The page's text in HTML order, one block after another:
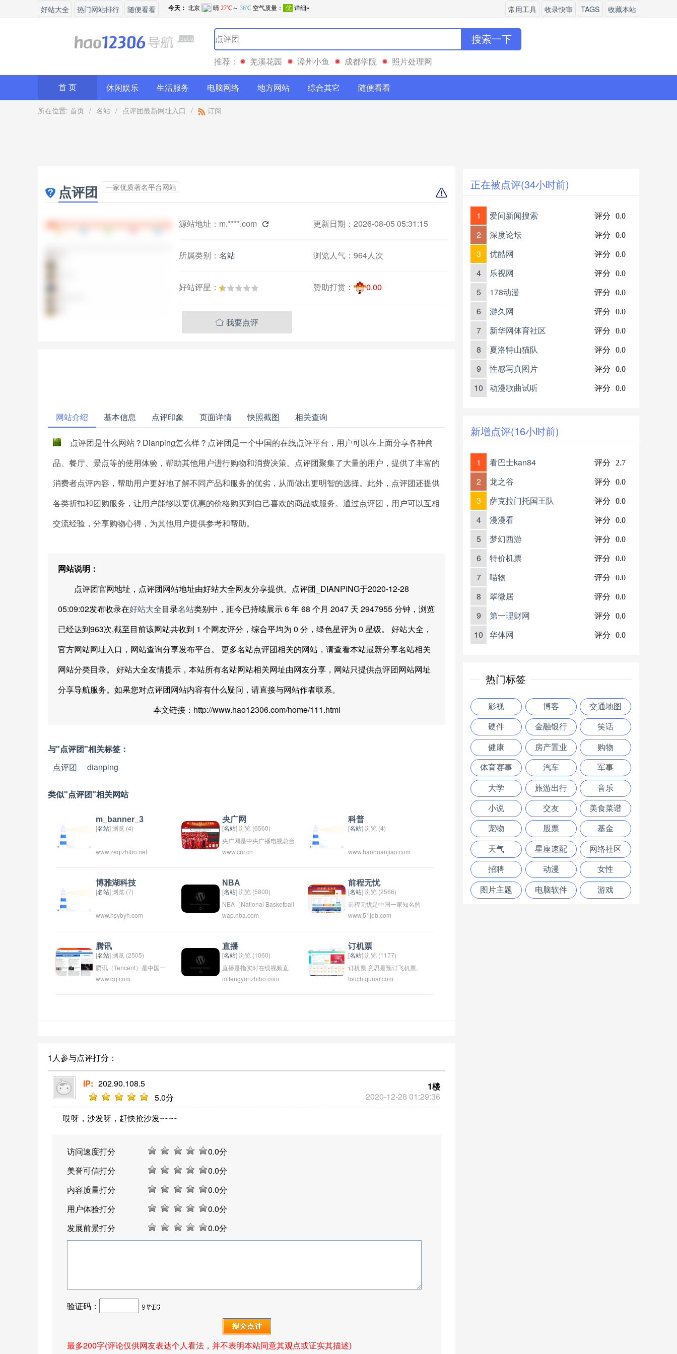
好站大全 热门网站排行 随便看看 常用工具 收录快审 TAGS 收藏本站
搜索一下
推荐： 羌溪花园 漳州小鱼 成都学院 照片处理网
首 页 休闲娱乐 生活服务 电脑网络 地方网站 综合其它 随便看看
所在位置: 首页 / 名站 / 点评团最新网址入口 / 订阅
点评团 一家优质著名平台网站
源站地址： m.****.com  更新日期：2026-08-05 05:31:15
所属类别： 名站 浏览人气： 964人次
好站评星： 赞助打赏： 0.00
 我要点评
网站介绍 基本信息 点评印象 页面详情 快照截图 相关查询
点评团是什么网站？Dianping怎么样？点评团是一个中国的在线点评平台，用户可以在上面分享各种商
品、餐厅、景点等的使用体验，帮助其他用户进行购物和消费决策。点评团聚集了大量的用户，提供了丰富的
消费者点评内容，帮助用户更好地了解不同产品和服务的优劣，从而做出更明智的选择。此外，点评团还提供
各类折扣和团购服务，让用户能够以更优惠的价格购买到自己喜欢的商品或服务。通过点评团，用户可以互相
交流经验，分享购物心得，为其他用户提供参考和帮助。
网站说明：
点评团官网地址，点评团网站地址由好站大全网友分享提供。点评团_DIANPING于2020-12-28
05:09:02发布收录在好站大全目录名站类别中，距今已持续展示 6 年 68 个月 2047 天 2947955 分钟，浏览
已经达到963次,截至目前该网站共收到 1 个网友评分，综合平均为 0 分，绿色星评为 0 星级。 好站大全，
官方网站网址入口，网站查询分享发布平台。 更多名站点评团相关的网站，请查看本站最新分享名站相关
网站分类目录。 好站大全友情提示，本站所有名站网站相关网址由网友分享，网站只提供点评团网站网址
分享导航服务。如果您对点评团网站内容有什么疑问，请直接与网站作者联系。
本文链接：http://www.hao12306.com/home/111.html
与"点评团"相关标签：
点评团
dianping
类似"点评团"相关网站
m_banner_3
[名站] 浏览 (4)
www.zeqizhibo.net
央广网
[名站] 浏览 (6560)
央广网是中央广播电视总台
主办的官方网站，是中国国
下拥有众多的新闻、资讯、
音视频内容。央广网作为中
央广播电视总台的官方新闻
平台，与电视、广播并肩，
闻资讯，覆盖国内外各领域
的重要新闻报道。
www.cnr.cn
科普
[名站] 浏览 (4)
www.haohuanjiao.com
博雅湖科技
[名站] 浏览 (7)
www.hsybyh.com
NBA
[名站] 浏览 (5800)
NBA（National Basketball
Association）是美国男子职
年6月6日在纽约成立，由北
美三十支队伍组成的男子职
业篮球联盟，汇集了世界上
最顶级的球员，是美国四大
wap.nba.com
前程无忧
[名站] 浏览 (2566)
前程无忧是中国一家知名的
招聘网站，为求职者和企业
它的目标是为求职者和企业
搭建一个连接的平台，让求
职者能够找到适合自己的工
作，让企业能够找到合适的
www.51job.com
腾讯
[名站] 浏览 (2505)
腾讯（Tencent）是中国一
家科技公司，成立于1998
括微信、QQ、腾讯视频、腾
讯新闻等，是中国最大的互
联网公司之一，也是全球市
值最高的互联网公司之一。
www.qq.com
直播
[名站] 浏览 (1060)
直播是指实时在线视频直
播，观众可以在网络上观看
育直播、教育直播等，受到
m.fengyunzhibo.com
订机票
[名站] 浏览 (1177)
订机票 意思是预订飞机票。
可以通过航空公司的官方网
touch.qunar.com
1人参与点评打分：
2020-12-28 01:29:36
1楼
IP: 202.90.108.5
5.0分
哎呀，沙发呀，赶快抢沙发~~~~
访问速度打分 0.0分
美誉可信打分
0.0分
内容质量打分
0.0分
用户体验打分
0.0分
发展前景打分
0.0分
验证码：
最多200字(评论仅供网友表达个人看法，并不表明本站同意其观点或证实其描述)
正在被点评(34小时前)
1 爱问新闻搜索 评分 0.0
2 深度论坛 评分 0.0
3 优酷网 评分 0.0
4 乐视网 评分 0.0
5 178动漫 评分 0.0
6 游久网 评分 0.0
7 新华网体育社区 评分 0.0
8 夏洛特山猫队 评分 0.0
9 性感写真图片 评分 0.0
10 动漫歌曲试听 评分 0.0
新增点评(16小时前)
1 看巴士kan84 评分 2.7
2 龙之谷 评分 0.0
3 萨克拉门托国王队 评分 0.0
4 漫漫看 评分 0.0
5 梦幻西游 评分 0.0
6 特价机票 评分 0.0
7 喵物 评分 0.0
8 翠微居 评分 0.0
9 第一理财网 评分 0.0
10 华体网 评分 0.0
热门标签
影视 博客 交通地图
硬件 金融银行 笑话
健康 房产置业 购物
体育赛事 汽车 军事
大学 旅游出行 音乐
小说 交友 美食菜谱
宠物 股票 基金
天气 星座速配 网络社区
招聘 动漫 女性
图片主题 电脑软件 游戏